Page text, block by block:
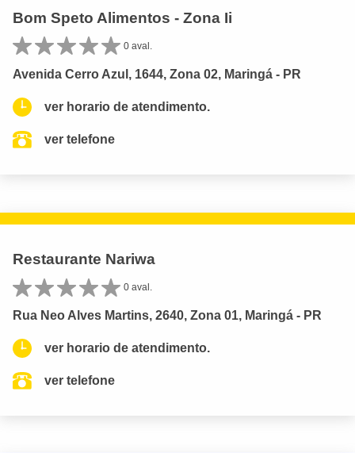
Bom Speto Alimentos - Zona Ii
0 aval.
Avenida Cerro Azul, 1644, Zona 02, Maringá - PR
ver horario de atendimento.
ver telefone
Restaurante Nariwa
0 aval.
Rua Neo Alves Martins, 2640, Zona 01, Maringá - PR
ver horario de atendimento.
ver telefone